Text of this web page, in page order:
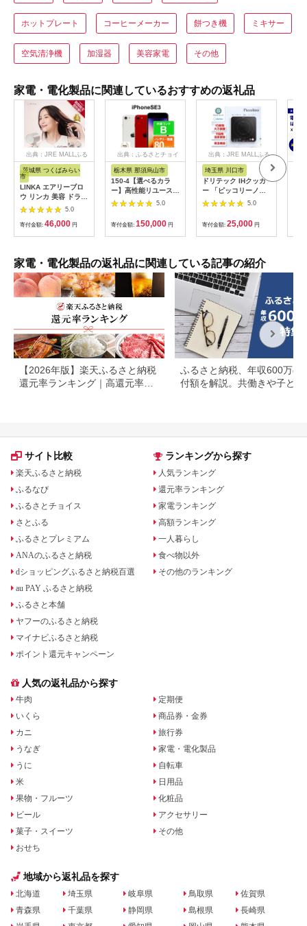
ホットプレート コーヒーメーカー 餅つき機 ミキサー
空気清浄機 加湿器 美容家電 その他
家電・電化製品に関連しているおすすめの返礼品
出典：JRE MALLふる
さと納税
茨城県 つくばみらい
市
LINKA エアリーブロ
ウ リンカ 美容 ドライ
ヤー ヘアケア 髪 エス
テ ギフト ラッピング
贈呈品 プレゼント 母
の日 母の日準備 母の
5.0
寄付金額: 46,000 円
出典：ふるさとチョイ
栃木県 那須烏山市
150-4【選べるカラ
ー】高性能リユース
スマホ Apple
iPhoneSE 3 128GB
SIMロック解除済 本
体のみ ｜ 中古 再生品
本体 端末
5.0
寄付金額: 150,000 円
出典：JRE MALLふる
さと納税
埼玉県 川口市
ドリテック IHクッカ
ー 「ピッコリーノ」
ブラック DI-
217BK【1642626】
5.0
寄付金額: 25,000 円
家電・電化製品の返礼品に関連している記事の紹介
【2026年版】楽天ふるさと納税
還元率ランキング｜高還元率返
ふるさと納税、年収600万の
付額を解説。共働きや子ども
サイト比較
楽天ふるさと納税
ふるなび
ふるさとチョイス
さとふる
ふるさとプレミアム
ANAのふるさと納税
dショッピングふるさと納税百選
au PAY ふるさと納税
ふるさと本舗
ヤフーのふるさと納税
マイナビふるさと納税
ポイント還元キャンペーン
ランキングから探す
人気ランキング
還元率ランキング
家電ランキング
高額ランキング
一人暮らし
食べ物以外
その他のランキング
人気の返礼品から探す
牛肉
いくら
カニ
うなぎ
うに
米
果物・フルーツ
ビール
菓子・スイーツ
おせち
定期便
商品券・金券
旅行券
家電・電化製品
自転車
日用品
化粧品
アクセサリー
その他
地域から返礼品を探す
北海道
青森県
埼玉県
千葉県
岐阜県
静岡県
鳥取県
島根県
佐賀県
長崎県